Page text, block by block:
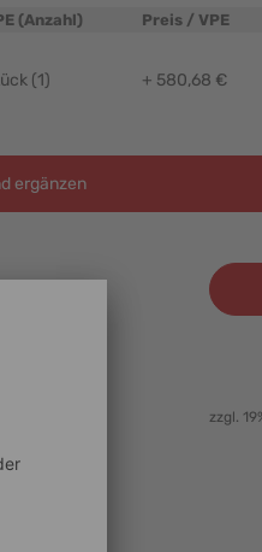
(Anzahl) Preis / VPE
(1) + 580,68 €
ergänzen
zzgl.